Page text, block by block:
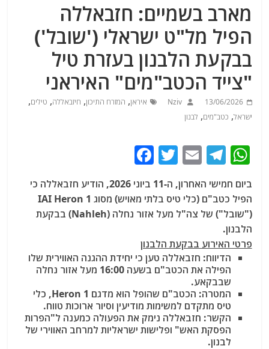
מארב בשמיים: חזבאללה
הפיל מל"ט ישראלי ('שובל')
בבקעת הלבנון בעזרת טיל
"צייד הכטב"מים" האיראני
13/06/2026
Nziv איראן, המזרח התיכון, חיזבאללה, טילים,
ישראל, כטב"מים, לבנון
W
at
s
A
p
p
T
e
g
m
E
ai
l
T
w
itt
er
a
c
e
o
o
k
ביום חמישי האחרון, ה-11 ביוני 2026, הודיע חזבאללה כי
הפיל כטב"ם (כלי טיס בלתי מאויש) מסוג IAI Heron 1
("שובל") של צה"ל מעל אזור נחלה (Nahleh) בבקעת
הלבנון.
פרטי האירוע בבקעת הלבנון
הדיווח: חזבאללה טען כי יחידת ההגנה האווירית שלו
הפילה את הכטב"ם בשעה 16:00 מעל אזור נחלה
שבבקאע.
המטרה: הכטב"ם שהופל הוא מדגם Heron 1
, כלי
טיס מתקדם למשימות מודיעין וסיור ארוכות טווח.
הקשר: חזבאללה נימק את הפעולה כמענה ל"הפרות
הפסקת האש" ופלישות ישראליות למרחב האווירי של
לבנון.